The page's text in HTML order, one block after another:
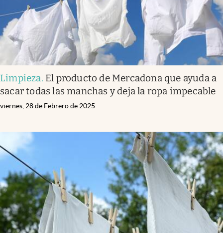
Limpieza. El producto de Mercadona que ayuda a
sacar todas las manchas y deja la ropa impecable
viernes, 28 de Febrero de 2025